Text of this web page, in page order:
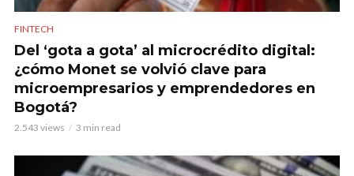
FINTECH
Del ‘gota a gota’ al microcrédito digital:
¿cómo Monet se volvió clave para
microempresarios y emprendedores en
Bogotá?
2.543 views 3 min read